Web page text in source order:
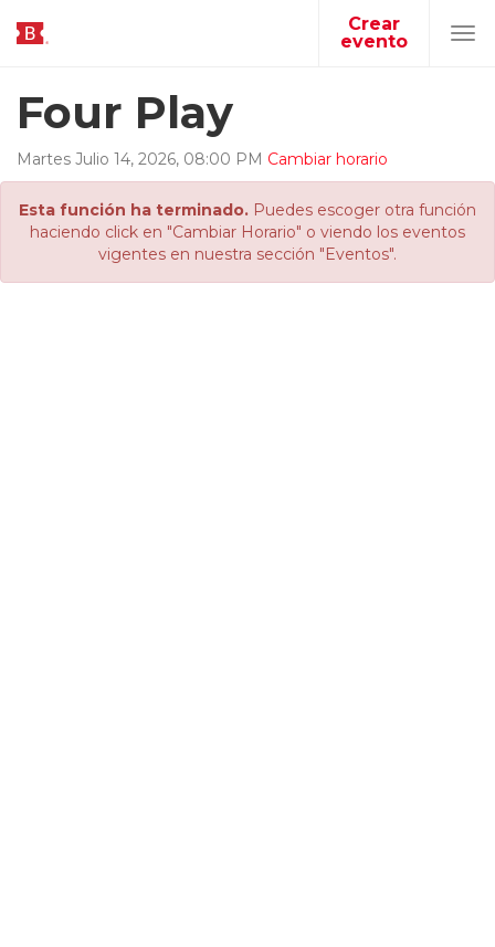
Crear
evento
Four Play
Martes Julio 14, 2026, 08:00 PM Cambiar horario
Esta función ha terminado. Puedes escoger otra función
haciendo click en "Cambiar Horario" o viendo los eventos
vigentes en nuestra sección "Eventos".